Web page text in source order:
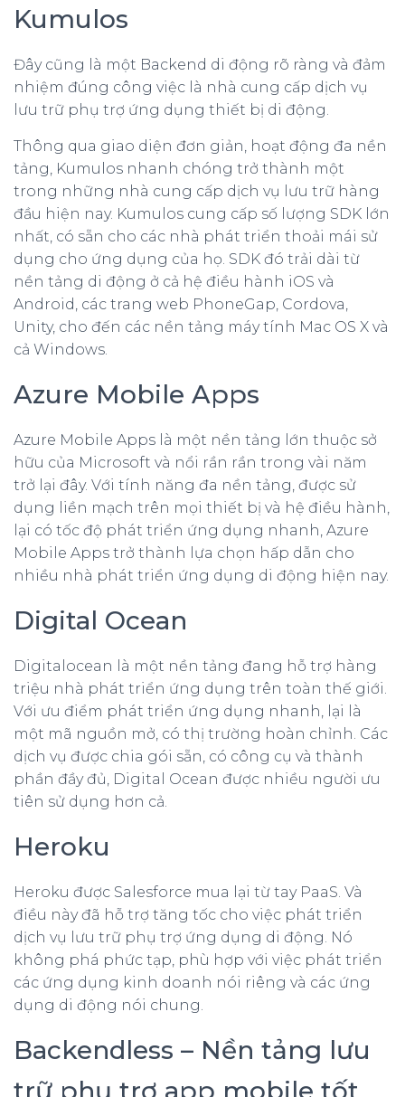
Kumulos
Đây cũng là một Backend di động rõ ràng và đảm
nhiệm đúng công việc là nhà cung cấp dịch vụ
lưu trữ phụ trợ ứng dụng thiết bị di động.
Thông qua giao diện đơn giản, hoạt động đa nền
tảng, Kumulos nhanh chóng trở thành một
trong những nhà cung cấp dịch vụ lưu trữ hàng
đầu hiện nay. Kumulos cung cấp số lượng SDK lớn
nhất, có sẵn cho các nhà phát triển thoải mái sử
dụng cho ứng dụng của họ. SDK đó trải dài từ
nền tảng di động ở cả hệ điều hành iOS và
Android, các trang web PhoneGap, Cordova,
Unity, cho đến các nền tảng máy tính Mac OS X và
cả Windows.
Azure Mobile Apps
Azure Mobile Apps là một nền tảng lớn thuộc sở
hữu của Microsoft và nổi rần rần trong vài năm
trở lại đây. Với tính năng đa nền tảng, được sử
dụng liền mạch trên mọi thiết bị và hệ điều hành,
lại có tốc độ phát triển ứng dụng nhanh, Azure
Mobile Apps trở thành lựa chọn hấp dẫn cho
nhiều nhà phát triển ứng dụng di động hiện nay.
Digital Ocean
Digitalocean là một nền tảng đang hỗ trợ hàng
triệu nhà phát triển ứng dụng trên toàn thế giới.
Với ưu điểm phát triển ứng dụng nhanh, lại là
một mã nguồn mở, có thị trường hoàn chỉnh. Các
dịch vụ được chia gói sẵn, có công cụ và thành
phần đầy đủ, Digital Ocean được nhiều người ưu
tiên sử dụng hơn cả.
Heroku
Heroku được Salesforce mua lại từ tay PaaS. Và
điều này đã hỗ trợ tăng tốc cho việc phát triển
dịch vụ lưu trữ phụ trợ ứng dụng di động. Nó
không phá phức tạp, phù hợp với việc phát triển
các ứng dụng kinh doanh nói riêng và các ứng
dụng di động nói chung.
Backendless – Nền tảng lưu
trữ phụ trợ app mobile tốt